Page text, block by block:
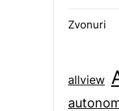
Zvonuri
allview